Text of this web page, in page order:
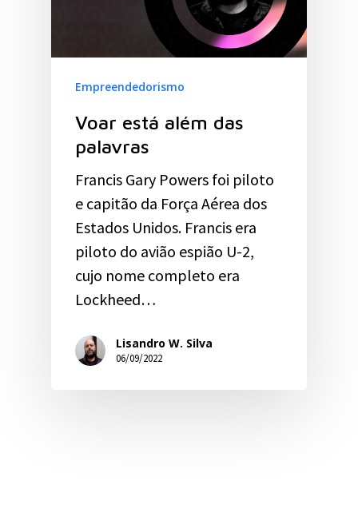
Empreendedorismo
Voar está além das
palavras
Francis Gary Powers foi piloto
e capitão da Força Aérea dos
Estados Unidos. Francis era
piloto do avião espião U-2,
cujo nome completo era
Lockheed…
Lisandro W. Silva
06/09/2022